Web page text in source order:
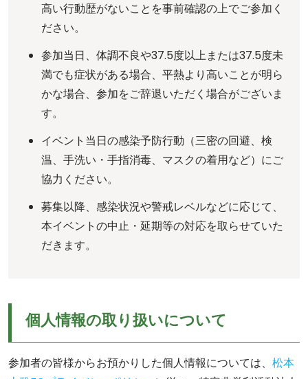
高い行動歴がないことを事前確認の上でご参加く
ださい。
参加当日、体調不良や37.5度以上または37.5度未
満でも症状がある場合、平熱より高いことが明ら
かな場合、参加をご辞退いただく場合がございま
す。
イベント当日の感染予防行動（三密の回避、検
温、手洗い・手指消毒、マスクの着用など）にご
協力ください。
募集以降、感染状況や警戒レベルなどに応じて、
本イベントの中止・延期等の対応を取らせていた
だきます。
個人情報の取り扱いについて
参加者の皆様からお預かりした個人情報については、 松本